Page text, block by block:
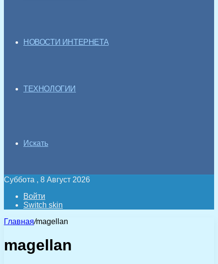
НОВОСТИ ИНТЕРНЕТА
ТЕХНОЛОГИИ
Искать
Суббота , 8 Август 2026
Войти
Switch skin
Главная/magellan
magellan